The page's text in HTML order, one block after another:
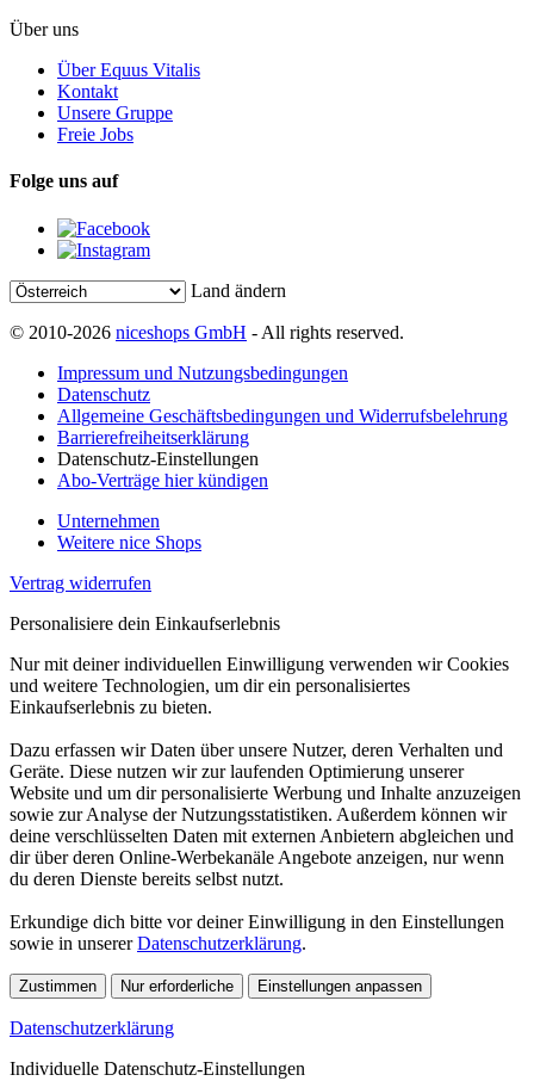
Über uns
Über Equus Vitalis
Kontakt
Unsere Gruppe
Freie Jobs
Folge uns auf
Land ändern
© 2010-2026 niceshops GmbH - All rights reserved.
Impressum und Nutzungsbedingungen
Datenschutz
Allgemeine Geschäftsbedingungen und Widerrufsbelehrung
Barrierefreiheitserklärung
Datenschutz-Einstellungen
Abo-Verträge hier kündigen
Unternehmen
Weitere nice Shops
Vertrag widerrufen
Personalisiere dein Einkaufserlebnis
Nur mit deiner individuellen Einwilligung verwenden wir Cookies
und weitere Technologien, um dir ein personalisiertes
Einkaufserlebnis zu bieten.
Dazu erfassen wir Daten über unsere Nutzer, deren Verhalten und
Geräte. Diese nutzen wir zur laufenden Optimierung unserer
Website und um dir personalisierte Werbung und Inhalte anzuzeigen
sowie zur Analyse der Nutzungsstatistiken. Außerdem können wir
deine verschlüsselten Daten mit externen Anbietern abgleichen und
dir über deren Online-Werbekanäle Angebote anzeigen, nur wenn
du deren Dienste bereits selbst nutzt.
Erkundige dich bitte vor deiner Einwilligung in den Einstellungen
sowie in unsererDatenschutzerklärung.
Zustimmen Nur erforderliche Einstellungen anpassen
Datenschutzerklärung
Individuelle Datenschutz-Einstellungen